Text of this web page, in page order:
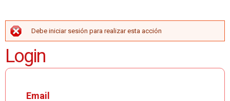
MENSAJE DE ERROR
Debe iniciar sesión para realizar esta acción
Login
Email